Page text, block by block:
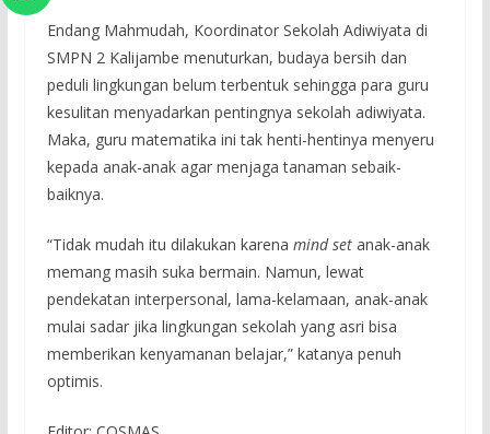
Endang Mahmudah, Koordinator Sekolah Adiwiyata di
SMPN 2 Kalijambe menuturkan, budaya bersih dan
peduli lingkungan belum terbentuk sehingga para guru
kesulitan menyadarkan pentingnya sekolah adiwiyata.
Maka, guru matematika ini tak henti-hentinya menyeru
kepada anak-anak agar menjaga tanaman sebaik-
baiknya.
“Tidak mudah itu dilakukan karena mind setanak-anak
memang masih suka bermain. Namun, lewat
pendekatan interpersonal, lama-kelamaan, anak-anak
mulai sadar jika lingkungan sekolah yang asri bisa
memberikan kenyamanan belajar,” katanya penuh
optimis.